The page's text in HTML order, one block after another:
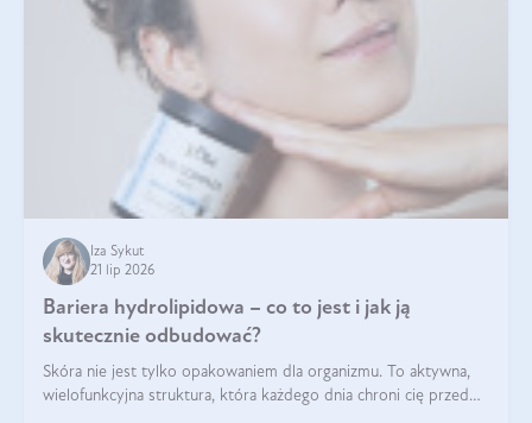
Iza Sykut
21 lip 2026
Bariera hydrolipidowa – co to jest i jak ją
skutecznie odbudować?
Skóra nie jest tylko opakowaniem dla organizmu. To aktywna,
wielofunkcyjna struktura, która każdego dnia chroni cię przed